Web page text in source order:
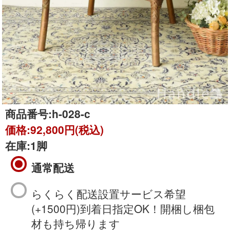
商品番号:h-028-c
価格:92,800円(税込)
在庫:1脚
通常配送
らくらく配送設置サービス希望
(+1500円)到着日指定OK！開梱し梱包
材も持ち帰ります